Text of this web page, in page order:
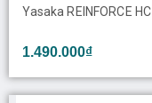
Yasaka REINFORCE HC
1.490.000₫